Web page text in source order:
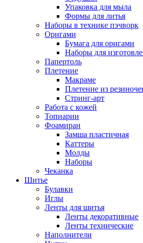
Упаковка для мыла
Формы для литья
Наборы в технике пэчворк
Оригами
Бумага для оригами
Наборы для
Папертоль
Плетение
Макраме
Плетение из
Стринг-арт
Работа с кожей
Топиарии
Фоамиран
Замша пластичная
Каттеры
Молды
Наборы
Чеканка
Шитье
Булавки
Иглы
Ленты для шитья
Ленты декоративные
Ленты технические
Наполнители